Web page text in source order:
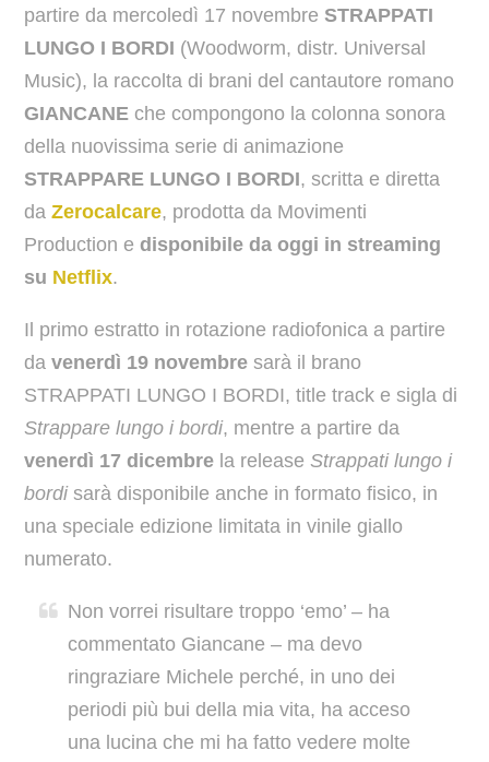
partire da mercoledì 17 novembre STRAPPATI
LUNGO I BORDI (Woodworm, distr. Universal
Music), la raccolta di brani del cantautore romano
GIANCANEche compongono la colonna sonora
della nuovissima serie di animazione
STRAPPARE LUNGO I BORDI, scritta e diretta
da Zerocalcare, prodotta da Movimenti
Production e disponibile da oggi in streaming
su Netflix.
Il primo estratto in rotazione radiofonica a partire
da venerdì 19 novembresarà il brano
STRAPPATI LUNGO I BORDI, title track e sigla di
Strappare lungo i bordi, mentre a partire da
venerdì 17 dicembrela release Strappati lungo i
bordisarà disponibile anche in formato fisico, in
una speciale edizione limitata in vinile giallo
numerato.
Non vorrei risultare troppo ‘emo’ – ha
commentato Giancane – ma devo
ringraziare Michele perché, in uno dei
periodi più bui della mia vita, ha acceso
una lucina che mi ha fatto vedere molte